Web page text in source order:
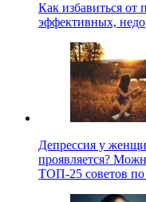
Как избавиться от
эффективных,
Депрессия у
проявляется?
ТОП-25 советов по